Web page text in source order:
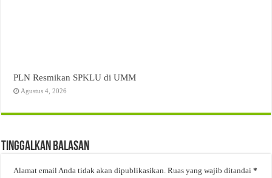
PLN Resmikan SPKLU di UMM
Agustus 4, 2026
Tinggalkan Balasan
Alamat email Anda tidak akan dipublikasikan. Ruas yang wajib ditandai*